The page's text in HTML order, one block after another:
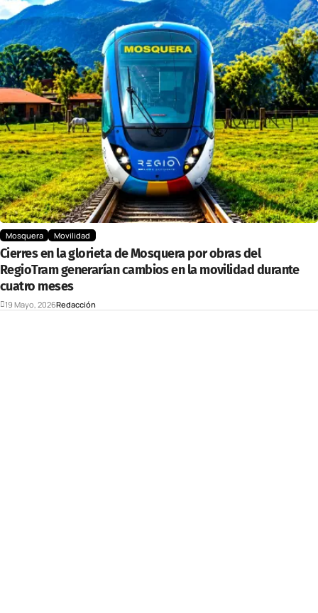
Mosquera Movilidad
Cierres en la glorieta de Mosquera por obras del
RegioTram generarían cambios en la movilidad durante
cuatro meses
19 Mayo, 2026Redacción